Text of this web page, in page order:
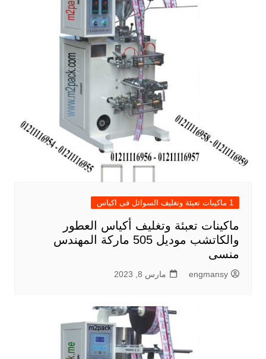
1 ماكينات تعبئة وتغليف السوائل فى اكياس
ماكينات تعبئة وتغليف أكياس العطور
والكاتشب موديل 505 ماركة المهندس
منسى
engmansy مارس 8, 2023